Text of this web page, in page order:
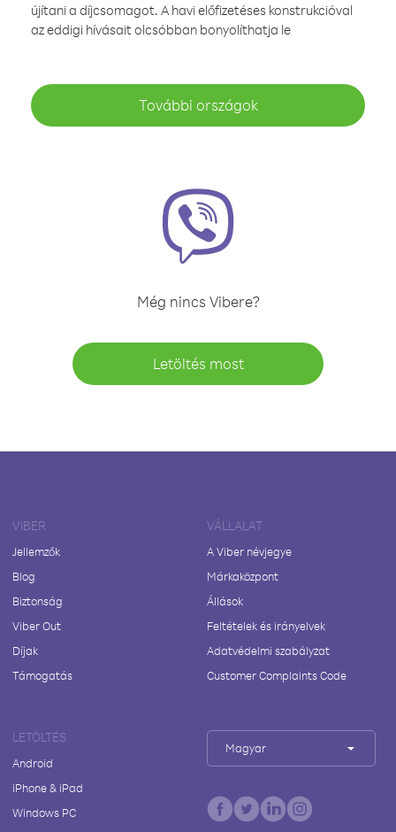
újítani a díjcsomagot. A havi előfizetéses konstrukcióval
az eddigi hívásait olcsóbban bonyolíthatja le
További országok
Még nincs Vibere?
Letöltés most
VIBER
Jellemzők
Blog
Biztonság
Viber Out
Díjak
Támogatás
VÁLLALAT
A Viber névjegye
Márkaközpont
Állások
Feltételek és irányelvek
Adatvédelmi szabályzat
Customer Complaints Code
LETÖLTÉS
Android
iPhone & iPad
Windows PC
Magyar